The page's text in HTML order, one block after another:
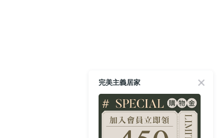
完美主義居家